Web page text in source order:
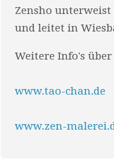
Zensho
und leitet in
Weitere Info's
www.tao-chan.de
www.zen-